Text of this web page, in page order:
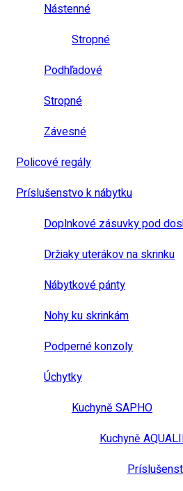
Nástenné
Stropné
Podhľadové
Stropné
Závesné
Policové regály
Príslušenstvo k nábytku
Doplnkové zásuvky pod
Držiaky uterákov na skrinku
Nábytkové pánty
Nohy ku skrinkám
Podperné konzoly
Úchytky
Kuchyně SAPHO
Kuchyně